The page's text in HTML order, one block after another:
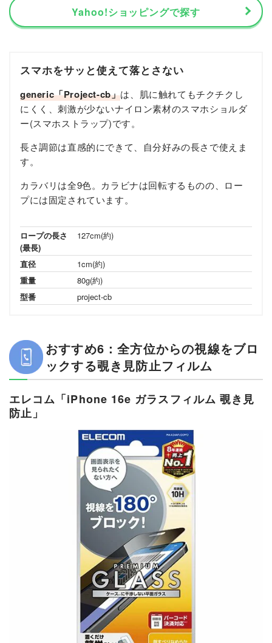
Yahoo!ショッピングで探す
スマホをサッと使えて落とさない
generic「Project-cb」は、肌に触れてもチクチクし
にくく、刺激が少ないナイロン素材のスマホショルダ
ー(スマホストラップ)です。
長さ調節は直感的にできて、自分好みの長さで使えま
す。
カラバリは全9色。カラビナは回転するものの、ロー
プには固定されています。
ロープの長さ
(最長)
127cm(約)
直径
1cm(約)
重量
80g(約)
型番
project-cb
おすすめ6：全方位からの視線をブロ
ックする覗き見防止フィルム
エレコム「iPhone 16e ガラスフィルム 覗き見
防止」